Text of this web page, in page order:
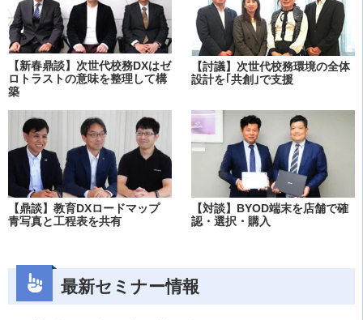
【新春鼎談】次世代校務DXはゼ
ロトラストの意味を整理して構
築
【討議】次世代校務環境の全体
設計を｢共創｣で支援
【鼎談】教育DXロードマップ
青写真と工程表を共有
【対談】BYOD端末を店舗で確
認・選択・購入
最新セミナー情報